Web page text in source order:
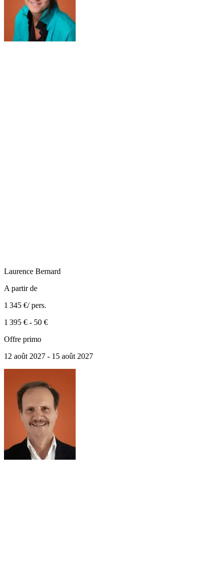
Laurence Bernard
A partir de
1 345 €/ pers.
1 395 € - 50 €
Offre primo
12 août 2027 - 15 août 2027